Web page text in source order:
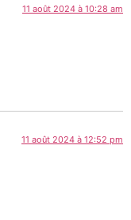
11 août 2024 à 10:28 am
11 août 2024 à 12:52 pm